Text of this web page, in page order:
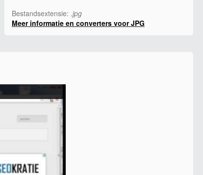
Bestandsextensie: .jpg
Meer informatie en converters voor JPG